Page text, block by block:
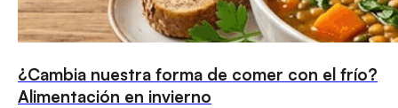
¿Cambia nuestra forma de comer con el frío?
Alimentación en invierno